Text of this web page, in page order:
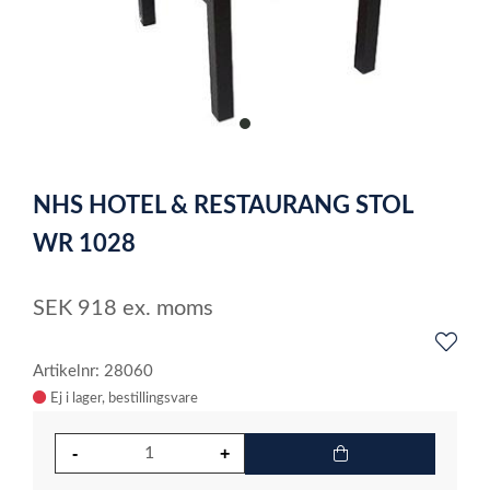
item
of
1
NHS HOTEL & RESTAURANG STOL
WR 1028
SEK 918 ex. moms
Artikelnr: 28060
Ej i lager